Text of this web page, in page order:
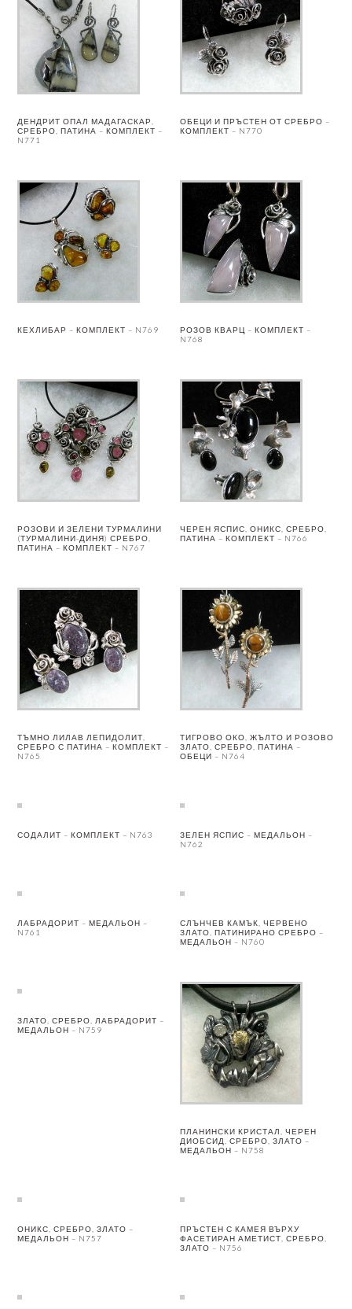
ДЕНДРИТ ОПАЛ МАДАГАСКАР,
СРЕБРО, ПАТИНА – КОМПЛЕКТ –
N771
ОБЕЦИ И ПРЪСТЕН ОТ СРЕБРО –
КОМПЛЕКТ – N770
КЕХЛИБАР – КОМПЛЕКТ – N769
РОЗОВ КВАРЦ – КОМПЛЕКТ –
N768
РОЗОВИ И ЗЕЛЕНИ ТУРМАЛИНИ
(ТУРМАЛИНИ-ДИНЯ) СРЕБРО,
ПАТИНА – КОМПЛЕКТ – N767
ЧЕРЕН ЯСПИС, ОНИКС, СРЕБРО,
ПАТИНА – КОМПЛЕКТ – N766
ТЪМНО ЛИЛАВ ЛЕПИДОЛИТ,
СРЕБРО С ПАТИНА – КОМПЛЕКТ –
N765
ТИГРОВО ОКО, ЖЪЛТО И РОЗОВО
ЗЛАТО, СРЕБРО, ПАТИНА –
ОБЕЦИ – N764
СОДАЛИТ – КОМПЛЕКТ – N763
ЗЕЛЕН ЯСПИС – МЕДАЛЬОН –
N762
ЛАБРАДОРИТ – МЕДАЛЬОН –
N761
СЛЪНЧЕВ КАМЪК, ЧЕРВЕНО
ЗЛАТО, ПАТИНИРАНО СРЕБРО –
МЕДАЛЬОН – N760
ЗЛАТО, СРЕБРО, ЛАБРАДОРИТ –
МЕДАЛЬОН – N759
ПЛАНИНСКИ КРИСТАЛ, ЧЕРЕН
ДИОБСИД, СРЕБРО, ЗЛАТО –
МЕДАЛЬОН – N758
ОНИКС, СРЕБРО, ЗЛАТО –
МЕДАЛЬОН – N757
ПРЪСТЕН С КАМЕЯ ВЪРХУ
ФАСЕТИРАН АМЕТИСТ, СРЕБРО,
ЗЛАТО – N756